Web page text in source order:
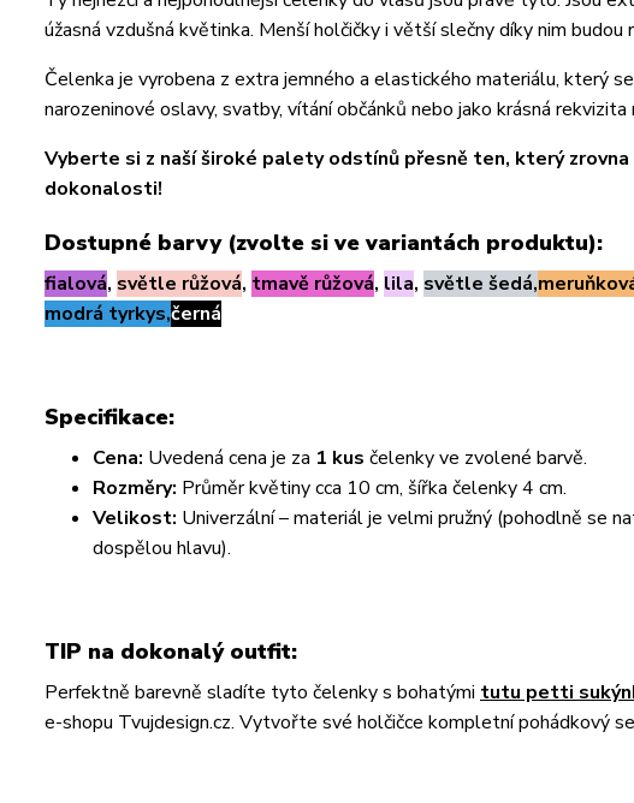
úžasná vzdušná květinka. Menší holčičky i větší slečny díky nim budou
Čelenka je vyrobena z extra jemného a elastického materiálu, který
narozeninové oslavy, svatby, vítání občánků nebo jako krásná rekvizita
Vyberte si z naší široké palety odstínů přesně ten, který
dokonalosti!
Dostupné barvy (zvolte si ve variantách produktu):
fialová, světle růžová, tmavě růžová, lila, světle šedá,
modrá tyrkys,černá
Specifikace:
Cena: Uvedená cena je za 1 kus čelenky ve zvolené barvě.
Rozměry: Průměr květiny cca 10 cm, šířka čelenky 4 cm.
Velikost: Univerzální – materiál je velmi pružný (pohodlně se
dospělou hlavu).
TIP na dokonalý outfit:
Perfektně barevně sladíte tyto čelenky s bohatými tutu petti
e-shopu Tvujdesign.cz. Vytvořte své holčičce kompletní pohádkový